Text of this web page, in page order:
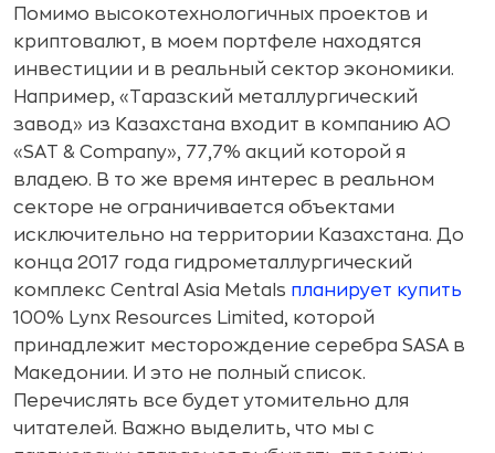
Помимо высокотехнологичных проектов и
криптовалют, в моем портфеле находятся
инвестиции и в реальный сектор экономики.
Например, «Таразский металлургический
завод» из Казахстана входит в компанию АО
«SAT & Company», 77,7% акций которой я
владею. В то же время интерес в реальном
секторе не ограничивается объектами
исключительно на территории Казахстана. До
конца 2017 года гидрометаллургический
комплекс Central Asia Metals планирует купить
100% Lynx Resources Limited, которой
принадлежит месторождение серебра SASA в
Македонии. И это не полный список.
Перечислять все будет утомительно для
читателей. Важно выделить, что мы с